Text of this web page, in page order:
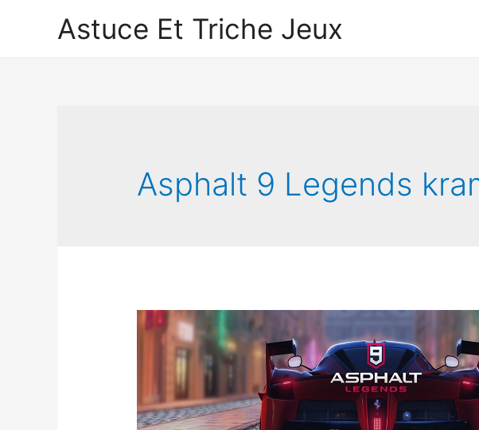
Astuce Et Triche Jeux
Asphalt 9 Legends